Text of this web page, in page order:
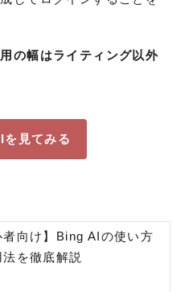
の幅はライティング以外
見てみる
者向け】Bing AIの使い方
法を徹底解説